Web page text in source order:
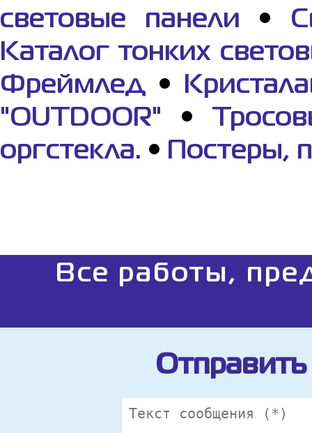
световые панели •
Каталог тонких
Фреймлед •
"OUTDOOR" •
оргстекла. • Постеры,
Все работы,
Отправить